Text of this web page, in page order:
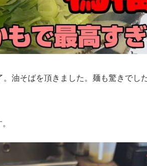
油そばを頂きました。麺も驚きでし